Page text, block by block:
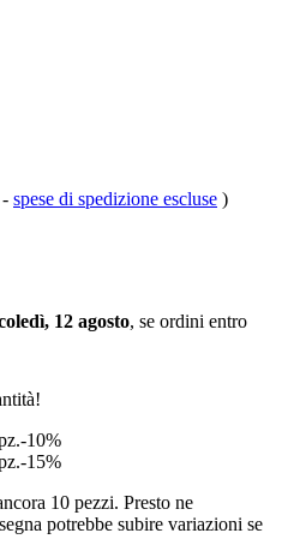
- spese di spedizione escluse )
12 agosto, se ordini entro
-10%
-15%
10 pezzi. Presto ne
potrebbe subire variazioni se